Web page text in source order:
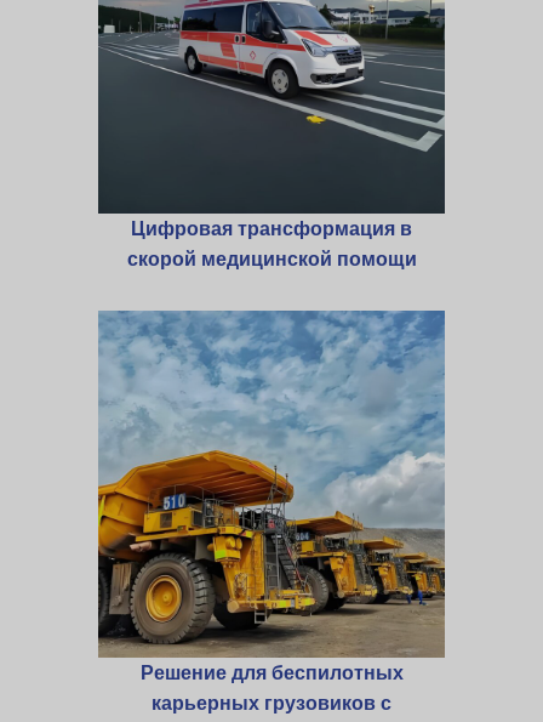
Цифровая трансформация в
скорой медицинской помощи
Решение для беспилотных
карьерных грузовиков с